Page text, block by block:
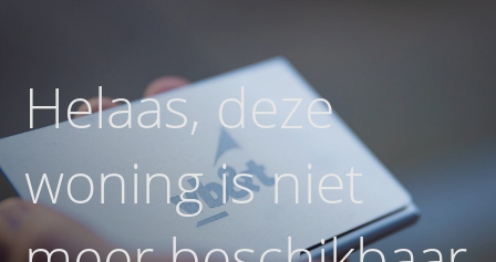
Helaas, deze
woning is niet